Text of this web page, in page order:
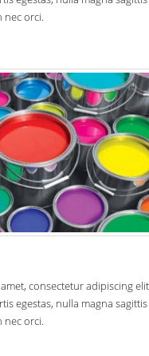
nec orci.
consectetur adipiscing
egestas, nulla magna
nec orci.